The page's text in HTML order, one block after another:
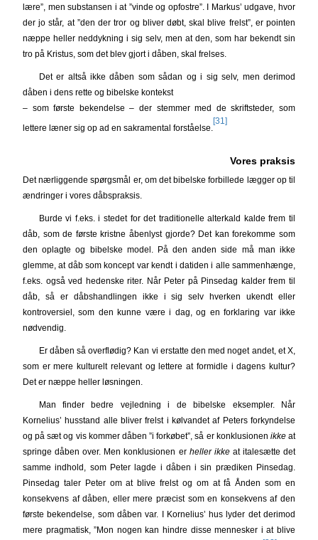
lære”, men substansen i at ”vinde og opfostre”. I Markus’ udgave, hvor
der jo står, at ”den der tror og bliver døbt, skal blive frelst”, er pointen
næppe heller neddykning i sig selv, men at den, som har bekendt sin
tro på Kristus, som det blev gjort i dåben, skal frelses.
Det er altså ikke dåben som sådan og i sig selv, men derimod
dåben i dens rette og bibelske kontekst
– som første bekendelse – der stemmer med de skriftsteder, som
lettere læner sig op ad en sakramental forståelse.
[31]
Vores praksis
Det nærliggende spørgsmål er, om det bibelske forbillede lægger op til
ændringer i vores dåbspraksis.
Burde vi f.eks. i stedet for det traditionelle alterkald kalde frem til
dåb, som de første kristne åbenlyst gjorde? Det kan forekomme som
den oplagte og bibelske model. På den anden side må man ikke
glemme, at dåb som koncept var kendt i datiden i alle sammenhænge,
f.eks. også ved hedenske riter. Når Peter på Pinsedag kalder frem til
dåb, så er dåbshandlingen ikke i sig selv hverken ukendt eller
kontroversiel, som den kunne være i dag, og en forklaring var ikke
nødvendig.
Er dåben så overflødig? Kan vi erstatte den med noget andet, et X,
som er mere kulturelt relevant og lettere at formidle i dagens kultur?
Det er næppe heller løsningen.
Man finder bedre vejledning i de bibelske eksempler. Når
Kornelius’ husstand alle bliver frelst i kølvandet af Peters forkyndelse
og på sæt og vis kommer dåben ”i forkøbet”, så er konklusionen ikkeat
springe dåben over. Men konklusionen er heller ikkeat italesætte det
samme indhold, som Peter lagde i dåben i sin prædiken Pinsedag.
Pinsedag taler Peter om at blive frelst og om at få Ånden som en
konsekvens af dåben, eller mere præcist som en konsekvens af den
første bekendelse, som dåben var. I Kornelius’ hus lyder det derimod
mere pragmatisk, ”Mon nogen kan hindre disse mennesker i at blive